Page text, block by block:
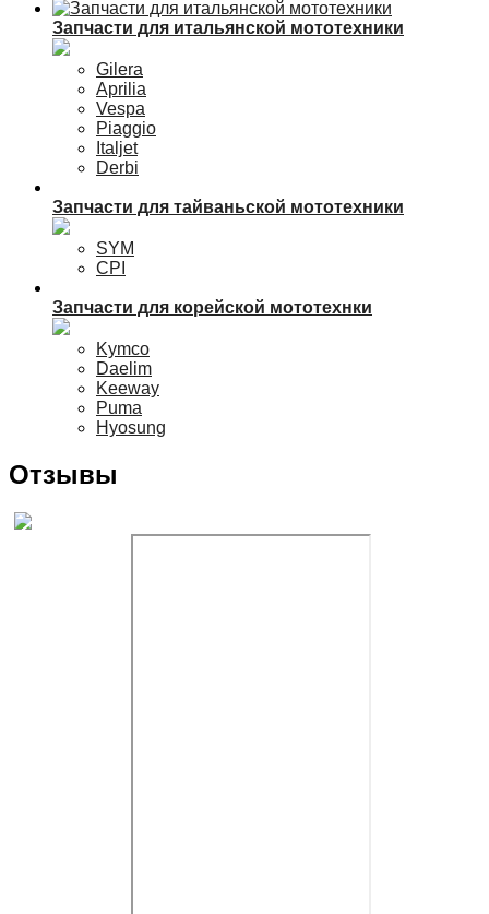
Запчасти для итальянской мототехники
Gilera
Aprilia
Vespa
Piaggio
Italjet
Derbi
Запчасти для тайваньской мототехники
SYM
CPI
Запчасти для корейской мототехнки
Kymco
Daelim
Keeway
Puma
Hyosung
Отзывы